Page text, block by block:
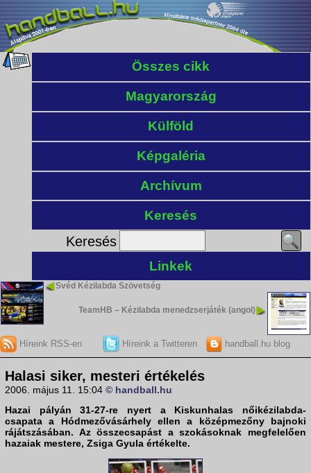
Összes cikk
Magyarország
Külföld
Képgaléria
Archívum
Keresés
Keresés
Linkek
Svéd Kézilabda Szövetség
TeamHB – Kézilabda menedzserjáték (angol)
Híreink RSS-en Híreink a Twitteren handball.hu blog
Halasi siker, mesteri értékelés
2006. május 11. 15:04 © handball.hu
Hazai pályán 31-27-re nyert a Kiskunhalas nőikézilabda-
csapata a Hódmezővásárhely ellen a középmezőny bajnoki
rájátszásában. Az összecsapást a szokásoknak megfelelően
hazaiak mestere, Zsiga Gyula értékelte.